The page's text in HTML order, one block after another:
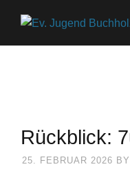
Rückblick:
25. FEBRUAR 2026 BY